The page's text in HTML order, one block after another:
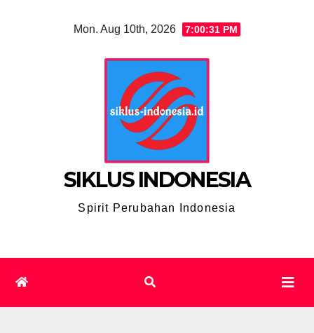
Mon. Aug 10th, 2026 7:00:33 PM
SIKLUS INDONESIA
Spirit Perubahan Indonesia